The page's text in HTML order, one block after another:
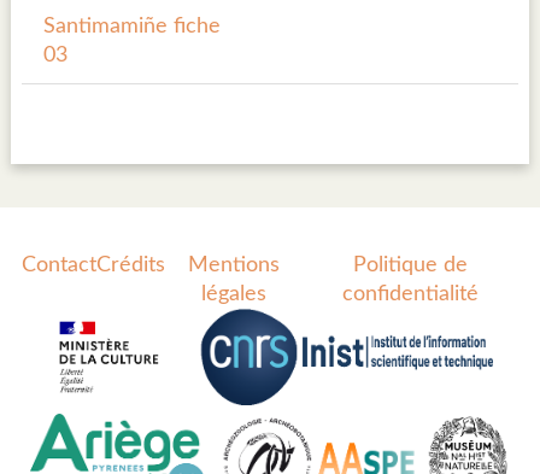
Santimamiñe fiche
03
ContactCrédits
Mentions
légales
Politique de
confidentialité